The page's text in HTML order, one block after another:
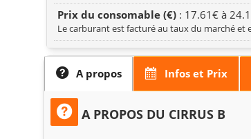
Prix du consomable (€) : 17.61€ à
Le carburant est facturé au taux du marché
A propos Infos et Prix
A PROPOS DU CIRRUS B